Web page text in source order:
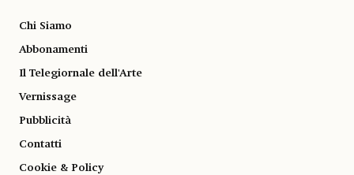
Chi Siamo
Abbonamenti
Il Telegiornale dell'Arte
Vernissage
Pubblicità
Contatti
Cookie & Policy